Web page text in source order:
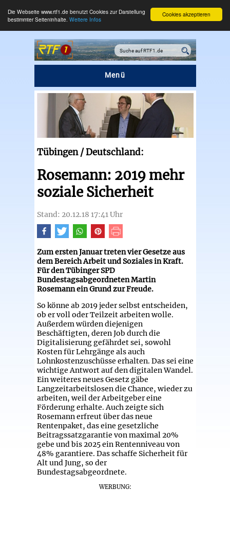
Cookies akzeptieren
Die Webseite www.rtf1.de benutzt Cookies zur Darstellung
bestimmter Seiteninhalte. Weitere Infos
Menü
Tübingen / Deutschland:
Rosemann: 2019 mehr
soziale Sicherheit
Stand: 20.12.18 17:41 Uhr
Zum ersten Januar treten vier Gesetze aus
dem Bereich Arbeit und Soziales in Kraft.
Für den Tübinger SPD
Bundestagsabgeordneten Martin
Rosemann ein Grund zur Freude.
So könne ab 2019 jeder selbst entscheiden,
ob er voll oder Teilzeit arbeiten wolle.
Außerdem würden diejenigen
Beschäftigten, deren Job durch die
Digitalisierung gefährdet sei, sowohl
Kosten für Lehrgänge als auch
Lohnkostenzuschüsse erhalten. Das sei eine
wichtige Antwort auf den digitalen Wandel.
Ein weiteres neues Gesetz gäbe
Langzeitarbeitslosen die Chance, wieder zu
arbeiten, weil der Arbeitgeber eine
Förderung erhalte. Auch zeigte sich
Rosemann erfreut über das neue
Rentenpaket, das eine gesetzliche
Beitragssatzgarantie von maximal 20%
gebe und bis 2025 ein Rentenniveau von
48% garantiere. Das schaffe Sicherheit für
Alt und Jung, so der
Bundestagsabgeordnete.
WERBUNG: